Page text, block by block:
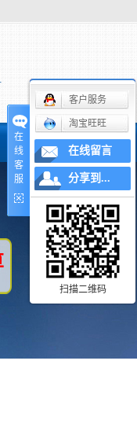
在
线
客
服
客户服务
淘宝旺旺
在线留言
分享到...
扫描二维码